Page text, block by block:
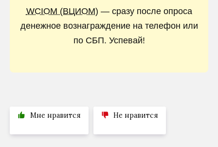
WCIOM (ВЦИОМ) — сразу после опроса
денежное вознаграждение на телефон или
по СБП. Успевай!